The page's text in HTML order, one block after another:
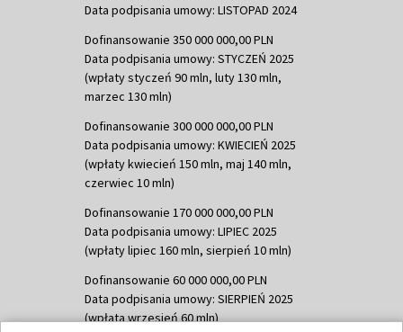
Data podpisania umowy: LISTOPAD 2024
Dofinansowanie 350 000 000,00 PLN
Data podpisania umowy: STYCZEŃ 2025
(wpłaty styczeń 90 mln, luty 130 mln,
marzec 130 mln)
Dofinansowanie 300 000 000,00 PLN
Data podpisania umowy: KWIECIEŃ 2025
(wpłaty kwiecień 150 mln, maj 140 mln,
czerwiec 10 mln)
Dofinansowanie 170 000 000,00 PLN
Data podpisania umowy: LIPIEC 2025
(wpłaty lipiec 160 mln, sierpień 10 mln)
Dofinansowanie 60 000 000,00 PLN
Data podpisania umowy: SIERPIEŃ 2025
(wpłata wrzesień 60 mln)